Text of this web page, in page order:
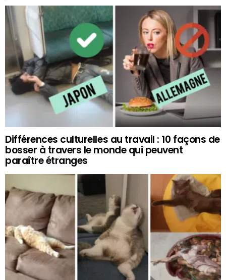
Différences culturelles au travail : 10 façons de
bosser à travers le monde qui peuvent
paraître étranges